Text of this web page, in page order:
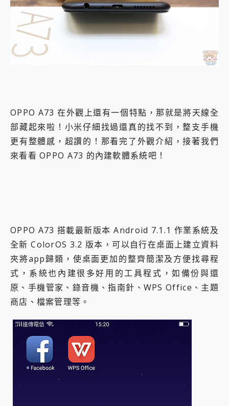
OPPO A73 在外觀上還有一個特點，那就是將天線全
部藏起來啦！小米仔細找過還真的找不到，整支手機
更有整體感，超讚的！那看完了外觀介紹，接著我們
來看看 OPPO A73 的內建軟體系統吧！
OPPO A73 搭載最新版本 Android 7.1.1 作業系統及
全新 ColorOS 3.2 版本，可以自行在桌面上建立資料
夾將app歸類，使桌面更加的整齊簡潔及方便找尋程
式，系統也內建很多好用的工具程式，如備份與還
原、手機管家、錄音機、指南針、WPS Office、主題
商店、檔案管理等。